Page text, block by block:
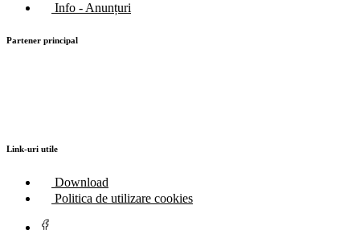
Info - Anunțuri
Partener principal
Link-uri utile
Download
Politica de utilizare cookies